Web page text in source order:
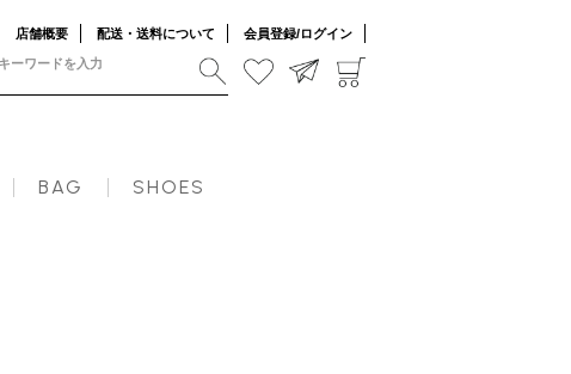
店舗概要 配送・送料について 会員登録/ログイン
BAG SHOES
料】メ込